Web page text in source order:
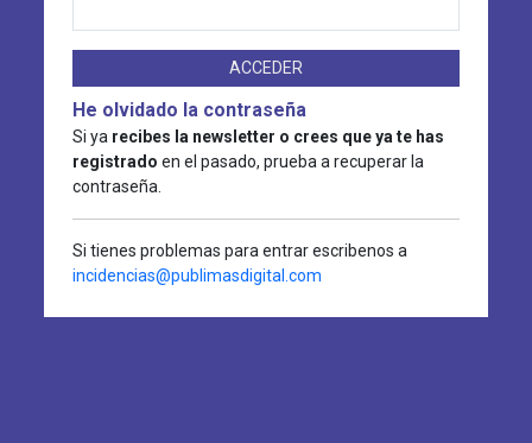
ACCEDER
He olvidado la contraseña
Si ya recibes la newsletter o crees que ya te has
registrado en el pasado, prueba a recuperar la
contraseña.
Si tienes problemas para entrar escribenos a
incidencias@publimasdigital.com